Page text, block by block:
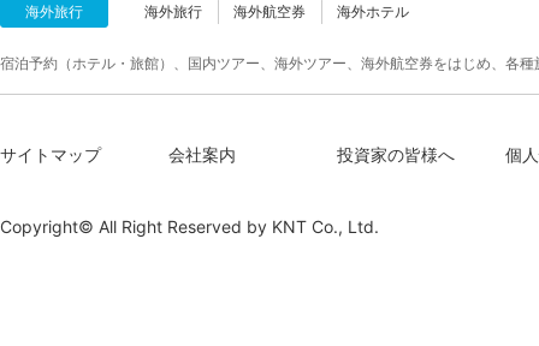
海外旅行 海外旅行 海外航空券 海外ホテル
宿泊予約（ホテル・旅館）、国内ツアー、海外ツアー、海外航空券をはじめ、各
サイトマップ 会社案内 投資家の皆様へ 個
Copyright© All Right Reserved by KNT Co., Ltd.